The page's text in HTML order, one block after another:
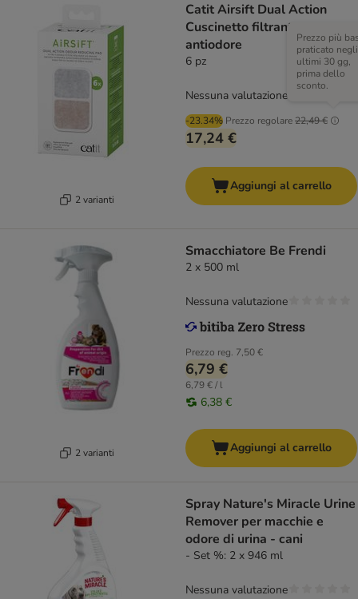
2 varianti
Catit Airsift Dual Action
Cuscinetto filtrante
antiodore
6 pz
-23.34% Prezzo regolare22,49 €
Prezzo più
praticato negli
ultimi 30 gg,
prima dello
sconto.
17,24 €
Nessuna valutazione
Aggiungi al carrello
2 varianti
Smacchiatore Be Frendi
2 x 500 ml
Prezzo reg. 7,50 €
6,79 €
6,79 € / l
6,38 €
Nessuna valutazione
Aggiungi al carrello
Spray Nature's Miracle Urine
Remover per macchie e
odore di urina - cani
- Set %: 2 x 946 ml
Nessuna valutazione